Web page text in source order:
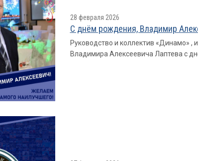
28 февраля 2026
С днём рождения, Владимир
Руководство и коллектив «Динамо» ,
Владимира Алексеевича Лаптева с